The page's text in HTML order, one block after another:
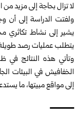
لا تزال بحاجة إلى مزيد
ولفتت الدراسة إلى أن
يشير إلى نشاط تكاثري
يتطلب عمليات رصد
وتأتي هذه النتائج في
الخفافيش في البيئات
إلى مواقع مبيتها، ما